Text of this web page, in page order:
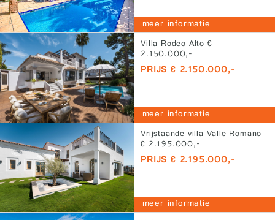
meer informatie
Villa Rodeo Alto €
2.150.000,-
PRIJS € 2.150.000,-
meer informatie
Vrijstaande villa Valle Romano
€ 2.195.000,-
PRIJS € 2.195.000,-
meer informatie